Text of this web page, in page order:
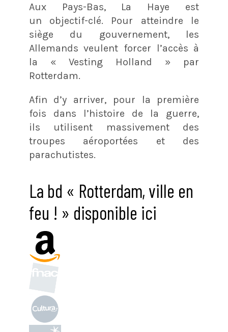
Aux Pays-Bas, La Haye est
un objectif-clé. Pour atteindre le
siège du gouvernement, les
Allemands veulent forcer l’accès à
la « Vesting Holland » par
Rotterdam.
Afin d’y arriver, pour la première
fois dans l’histoire de la guerre,
ils utilisent massivement des
troupes aéroportées et des
parachutistes.
La bd « Rotterdam, ville en
feu ! » disponible ici